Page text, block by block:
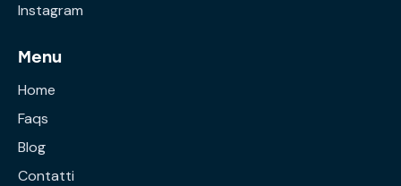
Instagram
Menu
Home
Faqs
Blog
Contatti